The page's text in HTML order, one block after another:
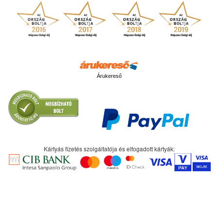
Árukereső
Kártyás fizetés szolgáltatója és elfogadott kártyák: